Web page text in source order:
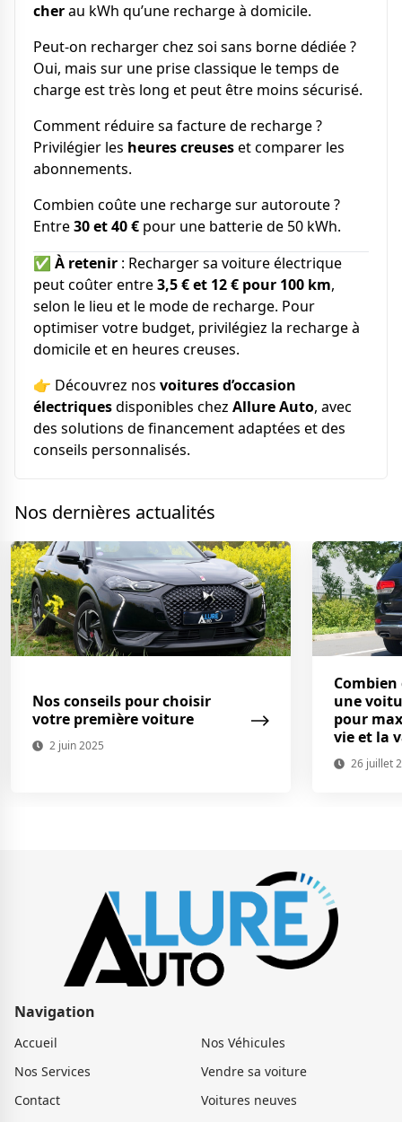
cherau kWh qu’une recharge à domicile.
Peut-on recharger chez soi sans borne dédiée ?
Oui, mais sur une prise classique le temps de
charge est très long et peut être moins sécurisé.
Comment réduire sa facture de recharge ?
Privilégier les heures creuseset comparer les
abonnements.
Combien coûte une recharge sur autoroute ?
Entre30 et 40 € pour une batterie de 50 kWh.
✅ À retenir : Recharger sa voiture électrique
peut coûter entre3,5 € et 12 € pour 100 km,
selon le lieu et le mode de recharge. Pour
optimiser votre budget, privilégiez la recharge à
domicile et en heures creuses.
👉 Découvrez nos voitures d’occasion
électriquesdisponibles chez Allure Auto, avec
des solutions de financement adaptées et des
conseils personnalisés.
Nos dernières actualités
Nos conseils pour choisir
votre première voiture
2 juin 2025
une
pour
vie et la
26 juillet
Navigation
Accueil
Nos Véhicules
Nos Services
Vendre sa voiture
Contact
Voitures neuves